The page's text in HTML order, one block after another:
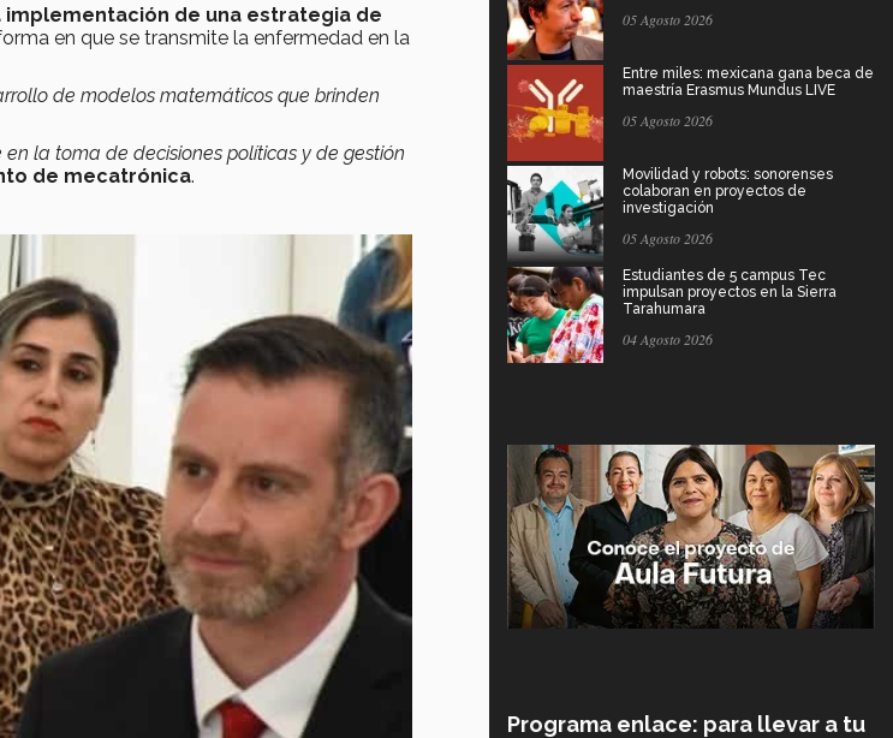
de una estrategia de
en que se transmite la enfermedad en la
de modelos matemáticos que brinden
la toma de decisiones políticas y de gestión
de mecatrónica.
05 Agosto 2026
Entre miles: mexicana gana beca de
maestría Erasmus Mundus LIVE
05 Agosto 2026
Movilidad y robots: sonorenses
colaboran en proyectos de
investigación
05 Agosto 2026
Estudiantes de 5 campus Tec
impulsan proyectos en la Sierra
Tarahumara
04 Agosto 2026
Programa enlace: para llevar a tu